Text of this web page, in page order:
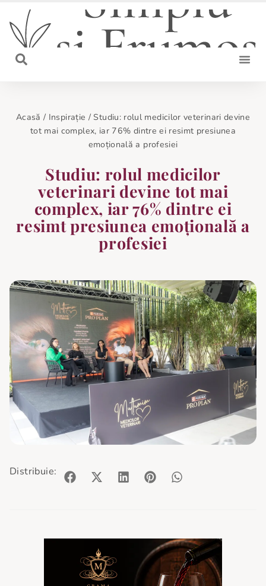
Acasă / Inspirație /Studiu: rolul medicilor veterinari devine
tot mai complex, iar 76% dintre ei resimt presiunea
emoțională a profesiei
Studiu: rolul medicilor
veterinari devine tot mai
complex, iar 76% dintre ei
resimt presiunea emoțională a
profesiei
Distribuie: